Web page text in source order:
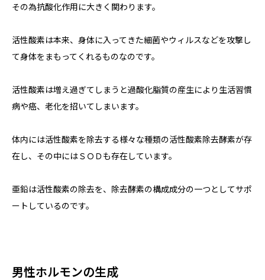
その為抗酸化作用に大きく関わります。
活性酸素は本来、身体に入ってきた細菌やウィルスなどを攻撃し
て身体をまもってくれるものなのです。
活性酸素は増え過ぎてしまうと過酸化脂質の産生により生活習慣
病や癌、老化を招いてしまいます。
体内には活性酸素を除去する様々な種類の活性酸素除去酵素が存
在し、その中にはＳＯＤも存在しています。
亜鉛は活性酸素の除去を、除去酵素の構成成分の一つとしてサポ
ートしているのです。
男性ホルモンの生成